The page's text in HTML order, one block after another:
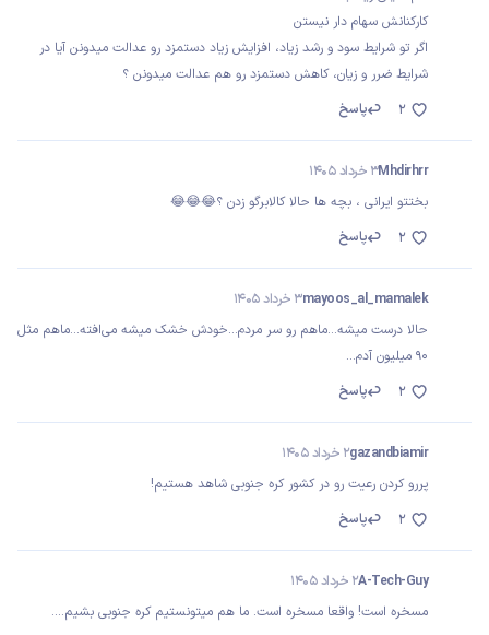
کارکنانش سهام دار نیستن
اگر تو شرایط سود و رشد زیاد، افزایش زیاد دستمزد رو عدالت میدونن آیا در
شرایط ضرر و زیان، کاهش دستمزد رو هم عدالت میدونن ؟
پاسخ
2
Mhdirhrr3 خرداد 1405
بختتو ایرانی ، بچه ها حالا کالابرگو زدن ؟😂😂😂
پاسخ
2
mayoos_al_mamalek3 خرداد 1405
حالا درست میشه...ماهم رو سر مردم...خودش خشک میشه می‌افته...ماهم مثل
۹۰ میلیون آدم...
پاسخ
2
gazandbiamir2 خرداد 1405
پررو کردن رعیت رو در کشور کره جنوبی شاهد هستیم!
پاسخ
2
A-Tech-Guy2 خرداد 1405
مسخره است! واقعا مسخره است. ما هم میتونستیم کره جنوبی بشیم....